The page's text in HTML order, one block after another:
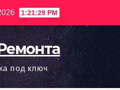
1:21:30 PM
под ключ